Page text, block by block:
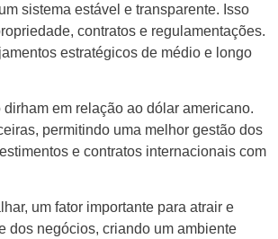
sistema estável e transparente. Isso
contratos e regulamentações.
estratégicos de médio e longo
em relação ao dólar americano.
permitindo uma melhor gestão dos
e contratos internacionais com
um fator importante para atrair e
dos negócios, criando um ambiente